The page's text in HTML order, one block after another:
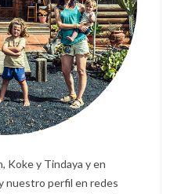
Koke y Tindaya y en
nuestro perfil en redes